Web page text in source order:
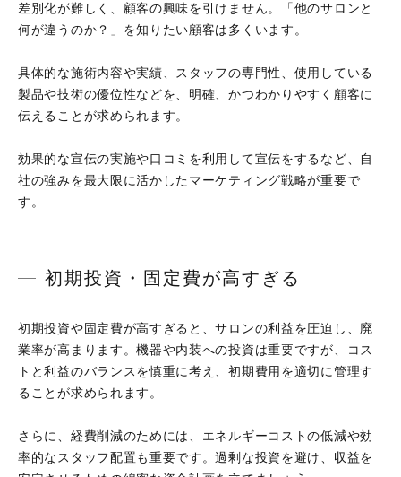
差別化が難しく、顧客の興味を引けません。「他のサロンと
何が違うのか？」を知りたい顧客は多くいます。
具体的な施術内容や実績、スタッフの専門性、使用している
製品や技術の優位性などを、明確、かつわかりやすく顧客に
伝えることが求められます。
効果的な宣伝の実施や口コミを利用して宣伝をするなど、自
社の強みを最大限に活かしたマーケティング戦略が重要で
す。
初期投資・固定費が高すぎる
初期投資や固定費が高すぎると、サロンの利益を圧迫し、廃
業率が高まります。機器や内装への投資は重要ですが、コス
トと利益のバランスを慎重に考え、初期費用を適切に管理す
ることが求められます。
さらに、経費削減のためには、エネルギーコストの低減や効
率的なスタッフ配置も重要です。過剰な投資を避け、収益を